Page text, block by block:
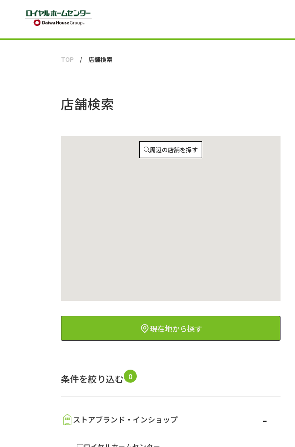
TOP 店舗検索
店舗検索
周辺の店舗を探す
現在地から探す
条件を絞り込む 0
ストアブランド・インショップ -